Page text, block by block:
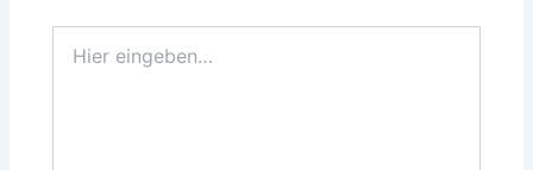
eingeben…